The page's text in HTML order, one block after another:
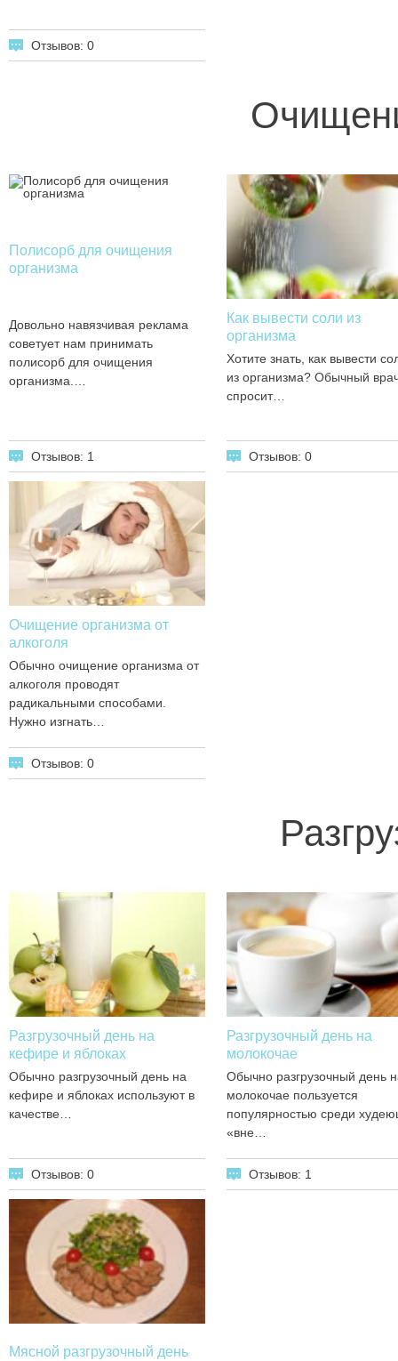
Отзывов: 0
Полисорб для очищения
организма
Довольно навязчивая реклама
советует нам принимать
полисорб для очищения
организма.…
Отзывов: 1
Как вывести соли из
организма
Хотите знать, как вывести
из организма? Обычный
спросит…
Отзывов: 0
Очищение организма от
алкоголя
Обычно очищение организма от
алкоголя проводят
радикальными способами.
Нужно изгнать…
Отзывов: 0
Разгрузочный день на
кефире и яблоках
Обычно разгрузочный день на
кефире и яблоках используют в
качестве…
Отзывов: 0
Разгрузочный день на
молокочае
Обычно разгрузочный день
молокочае пользуется
популярностью среди
«вне…
Отзывов: 1
Мясной разгрузочный день